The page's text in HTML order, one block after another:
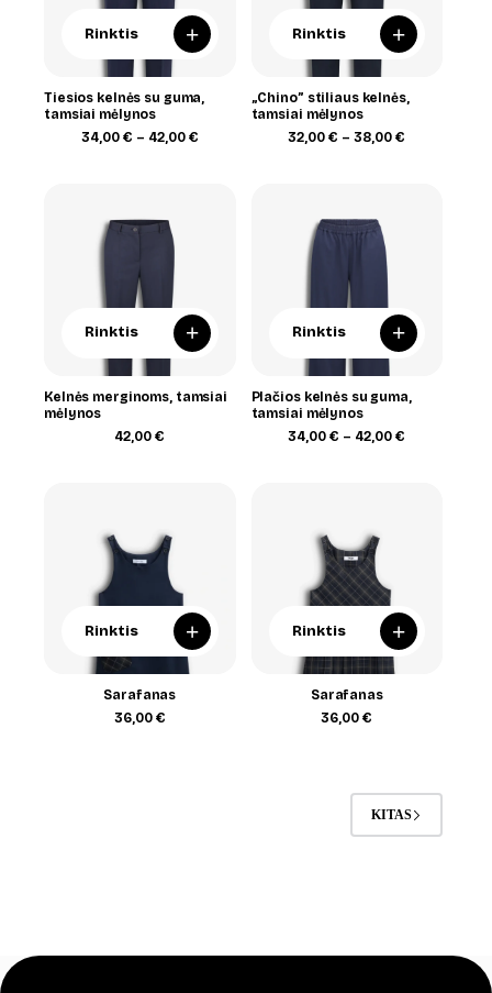
Rinktis +
Tiesios kelnės su guma,
tamsiai mėlynos
34,00 € – 42,00 €Price
Rinktis +
„Chino” stiliaus kelnės,
tamsiai mėlynos
32,00€ – 38,00€
Rinktis +
Kelnės merginoms, tamsiai
mėlynos
42,00€
Rinktis +
Plačios kelnės su guma,
tamsiai mėlynos
34,00€ – 42,00€
Rinktis +
Sarafanas
36,00 €
Rinktis +
Sarafanas
36,00€
KITAS